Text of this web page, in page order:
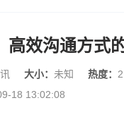
高效沟通方式
大小： 未知 热度：
18 13:02:08